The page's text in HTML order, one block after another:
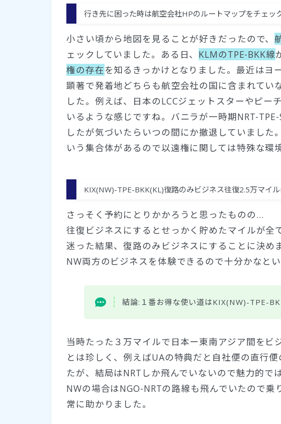
行き先に困った時は航空会社HPのルートマップをチェッ
小さい頃から地図を見ることが好きだったので、
ェックしていました。ある日、 KLMのTPE-BKK線
権の存在を知るきっかけとなりました。最近はヨ
顕著で発着地どちらも航空会社の国に含まれてい
した。例えば、日本のLCCジェットスターやピー
いるような感じですね。バニラが一時期NRT-
したが気づいたらいつの間にか撤退していました
いう集合体があるので以遠権に関しては特殊な環
KIX(NW)-TPE-BKK(KL)復路のみビジネス往復2.5万マイ
さっそく予約にとりかかろうと思ったものの…
往復ビジネスにするとせっかく貯めたマイルが全
迷った結果、復路のみビジネスにすることに決め
NW両方のビジネスを体験できるので十分かなと
結論:１番お得な使い道はKIX(NW)-TPE-
当時たった３万マイルで日本ー東南アジア間をビ
とは珍しく、例えばUAの特典だと自社便の直行
たが、結局はNRTしか飛んでいないので魅力的で
NWの場合はNGO-NRTの路線も飛んでいたので
常に助かりました。